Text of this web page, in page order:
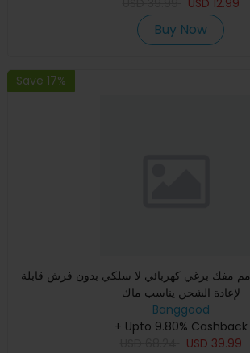
Buy Now
Save 17%
دريل برو 10 مم/13 مم مفك برغي كهربائي لا سلكي بدون فرش قابلة
لإعادة الشحن يناسب ماك
Banggood
+ Upto 9.80% Cashback
USD 39.99